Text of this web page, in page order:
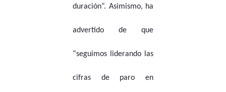
duración”. Asimismo, ha
advertido de que
“seguimos liderando las
cifras de paro en